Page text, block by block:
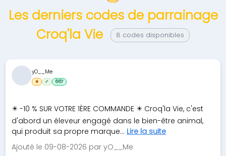
Les derniers codes de parrainage
Croq'la Vie
8 codes disponibles
✴️ -10 % SUR VOTRE 1ÈRE COMMANDE ✴️ Croq'la Vie, c'est
d'abord un éleveur engagé dans le bien-être animal,
qui produit sa propre marque... Lire la suite
Ajouté le 09-08-2026 par yO__Me
yO__Me
★ ✓ 667